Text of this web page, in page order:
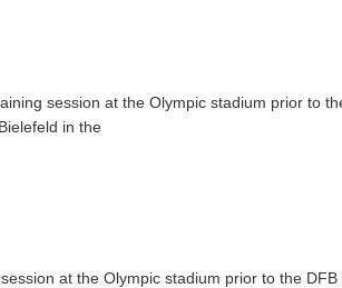
session at the Olympic stadium prior to
in the
at the Olympic stadium prior to the DFB